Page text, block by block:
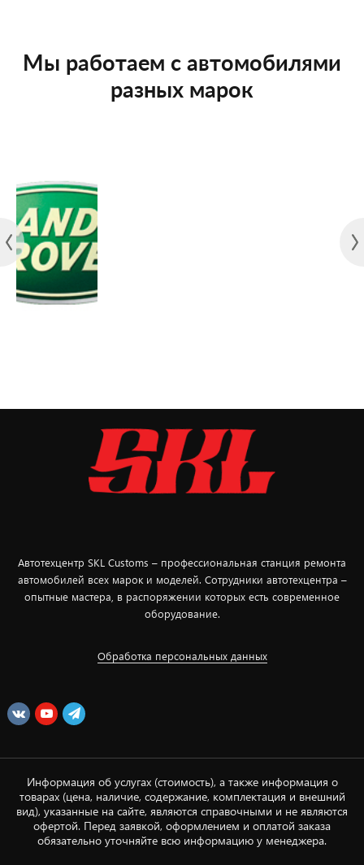
Мы работаем с автомобилями
разных марок
Автотехцентр SKL Customs – профессиональная станция ремонта
автомобилей всех марок и моделей. Сотрудники автотехцентра –
опытные мастера, в распоряжении которых есть современное
оборудование.
Обработка персональных данных
Информация об услугах (стоимость), а также информация о
товарах (цена, наличие, содержание, комплектация и внешний
вид), указанные на сайте, являются справочными и не являются
офертой. Перед заявкой, оформлением и оплатой заказа
обязательно уточняйте всю информацию у менеджера.